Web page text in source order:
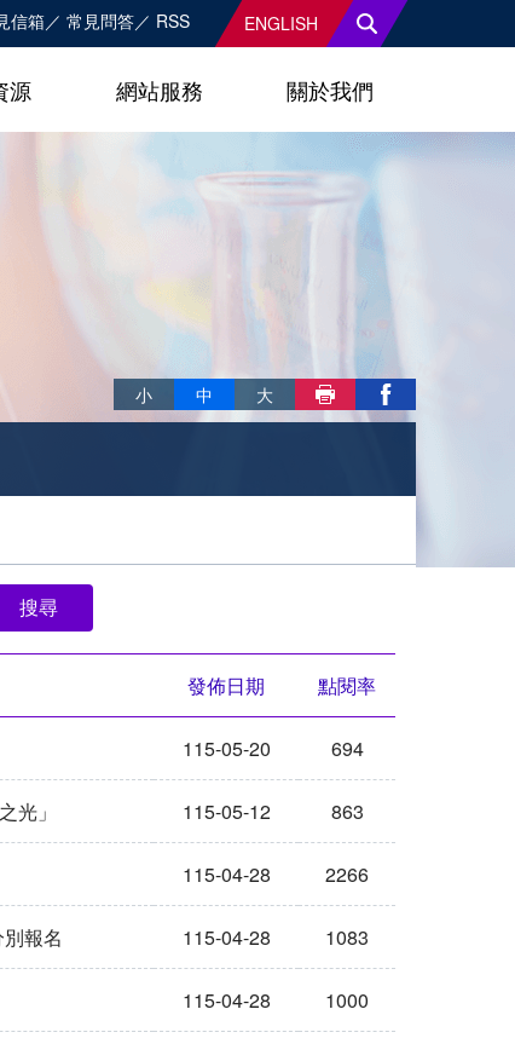
信箱 常見問答 RSS ENGLISH
源 網站服務 關於我們
略過字型切換，社群分享工具列
小
中 大
發佈日期 點閱率
115-05-20 694
光」 115-05-12 863
115-04-28 2266
報名 115-04-28 1083
115-04-28 1000